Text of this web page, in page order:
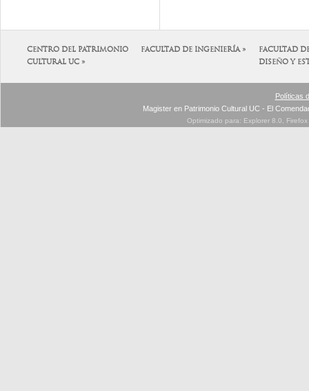
CENTRO DEL PATRIMONIO
CULTURAL UC »
FACULTAD DE INGENIERÍA »
FACULTAD
DISEÑO Y
Políticas
Magister en Patrimonio Cultural UC - El
Optimizado para: Explorer 8.0,